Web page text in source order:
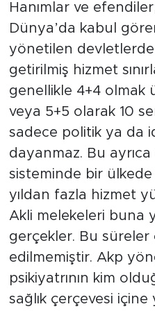
Hanımlar ve
Dünya’da kabul
yönetilen
getirilmiş hizmet
genellikle 4+4 olmak
veya 5+5 olarak 10
sadece politik ya da
dayanmaz. Bu ayrıca
sisteminde bir ülkede
yıldan fazla hizmet
Akli melekeleri buna
gerçekler. Bu
edilmemiştir. Akp
psikiyatrının kim
sağlık çerçevesi